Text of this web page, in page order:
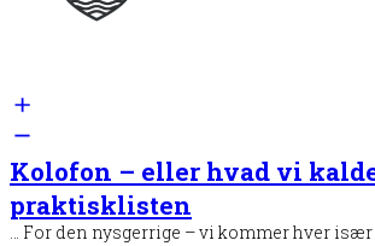
Kolofon – eller hvad vi
praktisklisten
… For den nysgerrige – vi kommer hver især